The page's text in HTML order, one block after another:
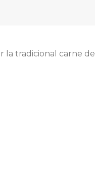
la tradicional carne de